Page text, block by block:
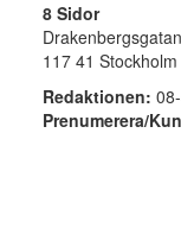
8 Sidor
117 41 Stockholm
Redaktionen:
Prenumerera/